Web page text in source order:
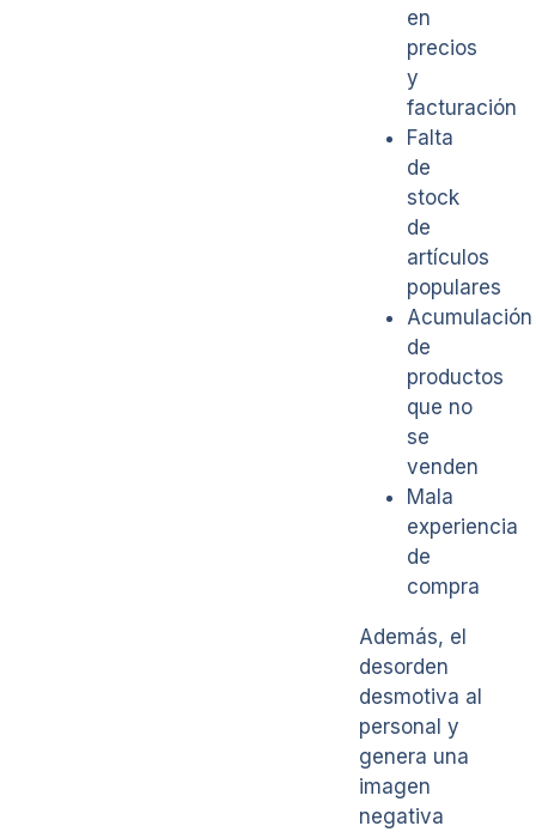
en
precios
y
facturación
Falta
de
stock
de
artículos
populares
Acumulación
de
productos
que no
se
venden
Mala
experiencia
de
compra
Además, el
desorden
desmotiva al
personal y
genera una
imagen
negativa